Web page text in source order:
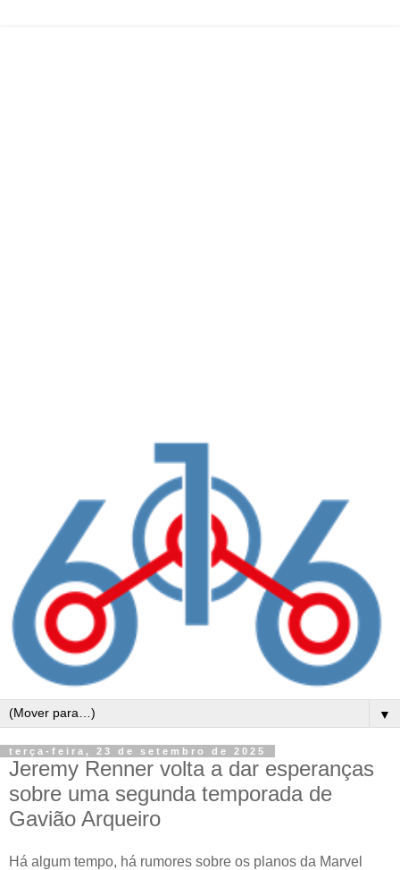
▼
terça-feira, 23 de setembro de 2025
Jeremy Renner volta a dar esperanças
sobre uma segunda temporada de
Gavião Arqueiro
Há algum tempo, há rumores sobre os planos da Marvel